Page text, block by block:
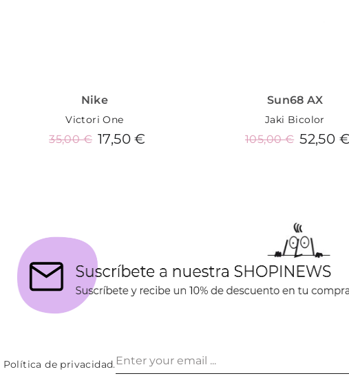
Nike
Victori One
17,50 €
35,00 €
Sun68 AX
Jaki Bicolor
52,50
105,00 €
Política de privacidad.